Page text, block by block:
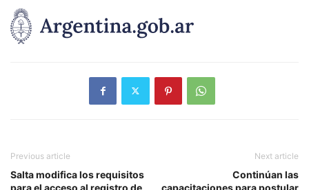
Previous article
Salta modifica los requisitos
para el acceso al registro de
Next article
Continúan las
capacitaciones para postular